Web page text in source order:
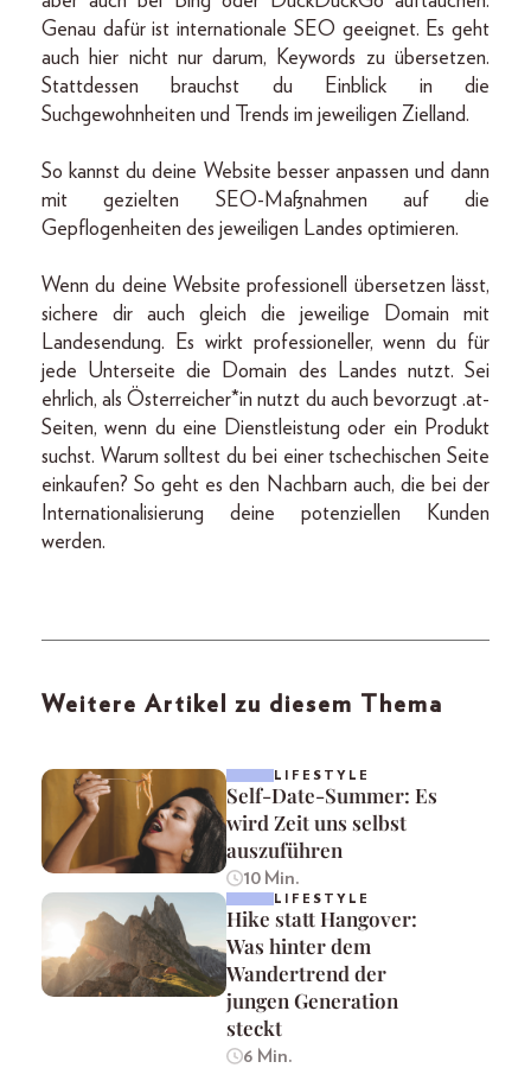
Genau dafür ist internationale SEO geeignet. Es geht
auch hier nicht nur darum, Keywords zu übersetzen.
Stattdessen brauchst du Einblick in die
Suchgewohnheiten und Trends im jeweiligen Zielland.
So kannst du deine Website besser anpassen und dann
mit gezielten SEO-Maßnahmen auf die
Gepflogenheiten des jeweiligen Landes optimieren.
Wenn du deine Website professionell übersetzen lässt,
sichere dir auch gleich die jeweilige Domain mit
Landesendung. Es wirkt professioneller, wenn du für
jede Unterseite die Domain des Landes nutzt. Sei
ehrlich, als Österreicher*in nutzt du auch bevorzugt .at-
Seiten, wenn du eine Dienstleistung oder ein Produkt
suchst. Warum solltest du bei einer tschechischen Seite
einkaufen? So geht es den Nachbarn auch, die bei der
Internationalisierung deine potenziellen Kunden
werden.
Weitere Artikel zu diesem Thema
LIFESTYLE
Self-Date-Summer: Es
wird Zeit uns selbst
auszuführen
10 Min.
LIFESTYLE
Hike statt Hangover:
Was hinter dem
Wandertrend der
jungen Generation
steckt
6 Min.